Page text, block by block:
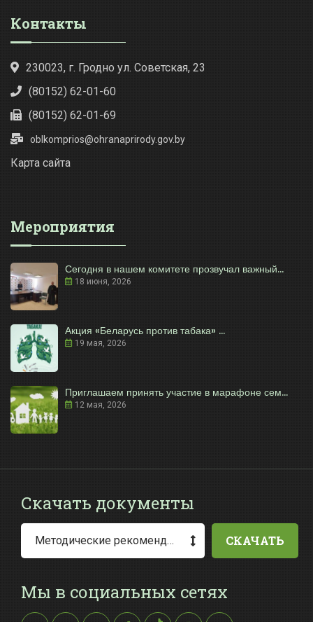
Контакты
230023, г. Гродно ул. Советская, 23
(80152) 62-01-60
(80152) 62-01-69
oblkomprios@ohranaprirody.gov.by
Карта сайта
Мероприятия
Сегодня в нашем комитете прозвучал важный...
18 июня, 2026
Акция «Беларусь против табака» ...
19 мая, 2026
Приглашаем принять участие в марафоне сем...
12 мая, 2026
Скачать документы
Методические рекомендации по заполнению заявления о выдаче разрешения на специальное водопользование СКАЧАТЬ
Мы в социальных сетях